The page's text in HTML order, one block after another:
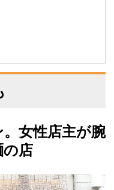
女性店主が腕
の店